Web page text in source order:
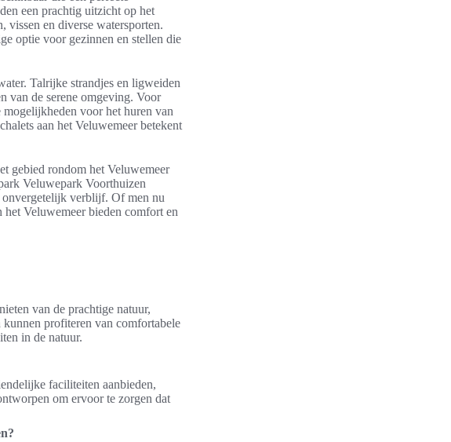
een prachtig uitzicht op het
vissen en diverse watersporten.
optie voor gezinnen en stellen die
Talrijke strandjes en ligweiden
van de serene omgeving. Voor
voor het huren van
aan het Veluwemeer betekent
gebied rondom het Veluwemeer
Veluwepark Voorthuizen
onvergetelijk verblijf. Of men nu
Veluwemeer bieden comfort en
van de prachtige natuur,
profiteren van comfortabele
in de natuur.
faciliteiten aanbieden,
om ervoor te zorgen dat